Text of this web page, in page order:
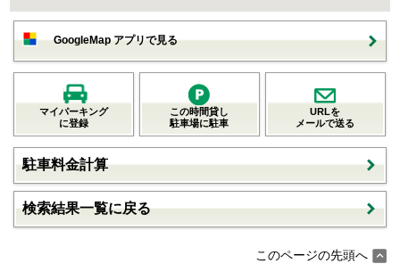
GoogleMap アプリで見る
マイパーキング
に登録
この時間貸し
駐車場に駐車
URLを
メールで送る
駐車料金計算
検索結果一覧に戻る
このページの先頭へ